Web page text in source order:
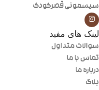
سیسمونی قصرکودک
لینک های مفید
سوالات متداول
تماس با ما
درباره ما
بلاگ